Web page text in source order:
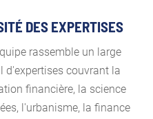
DES EXPERTISES
rassemble un large
d'expertises couvrant la
financière, la science
l'urbanisme, la finance